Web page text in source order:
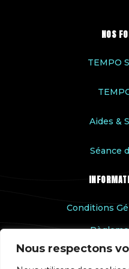
Nous respectons
NOS
TEMPO
Aides &
Séance
Conditions